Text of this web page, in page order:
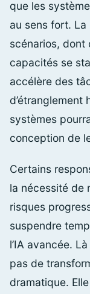
que les
au sens fort.
scénarios, dont
capacités se
accélère des
d’étranglement
systèmes
conception de
Certains
la nécessité de
risques
suspendre
l’IA avancée.
pas de
dramatique.